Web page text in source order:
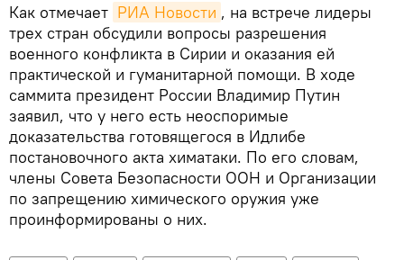
​Как отмечает РИА Новости , на встрече лидеры
трех стран обсудили вопросы разрешения
военного конфликта в Сирии и оказания ей
практической и гуманитарной помощи. В ходе
саммита президент России Владимир Путин
заявил, что у него есть неоспоримые
доказательства готовящегося в Идлибе
постановочного акта химатаки. По его словам,
члены Совета Безопасности ООН и Организации
по запрещению химического оружия уже
проинформированы о них.